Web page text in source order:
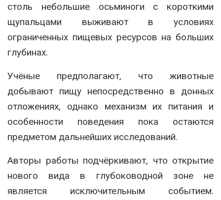
столь небольшие осьминоги с короткими
щупальцами выживают в условиях
ограниченных пищевых ресурсов на больших
глубинах.
Учёные предполагают, что животные
добывают пищу непосредственно в донных
отложениях, однако механизм их питания и
особенности поведения пока остаются
предметом дальнейших исследований.
Авторы работы подчёркивают, что открытие
нового вида в глубоководной зоне не
является исключительным событием.